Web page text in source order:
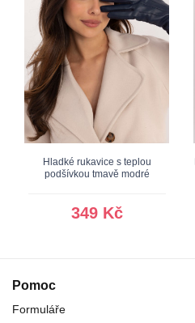
Hladké rukavice s teplou
podšívkou tmavě modré
349 Kč
Pomoc
Formuláře